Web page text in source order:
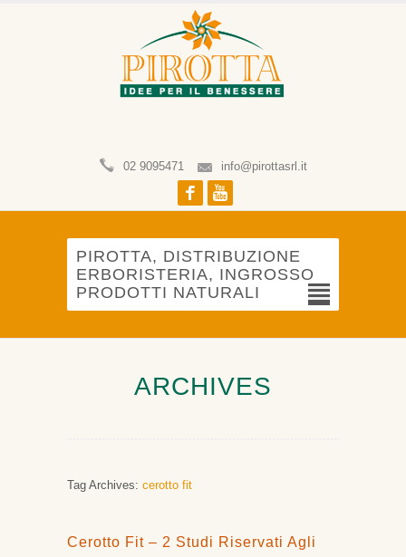
02 9095471
info@pirottasrl.it
Facebook
PIROTTA, DISTRIBUZIONE
ERBORISTERIA, INGROSSO
PRODOTTI NATURALI
ARCHIVES
Tag Archives: cerotto fit
Cerotto Fit – 2 Studi Riservati Agli